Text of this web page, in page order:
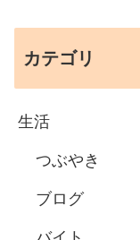
カテゴリ
生活
つぶやき
ブログ